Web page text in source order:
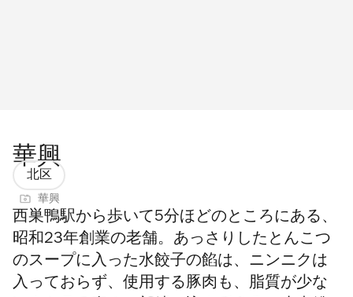
華興
北区
華興
西巣鴨駅から歩いて5分ほどのところにある、
昭和23年創業の老舗。あっさりしたとんこつ
のスープに入った水餃子の餡は、ニンニクは
入っておらず、使用する豚肉も、脂質が少な